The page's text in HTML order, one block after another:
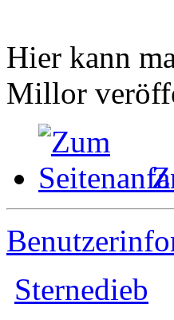
Hier kann
Millor
Sternedieb